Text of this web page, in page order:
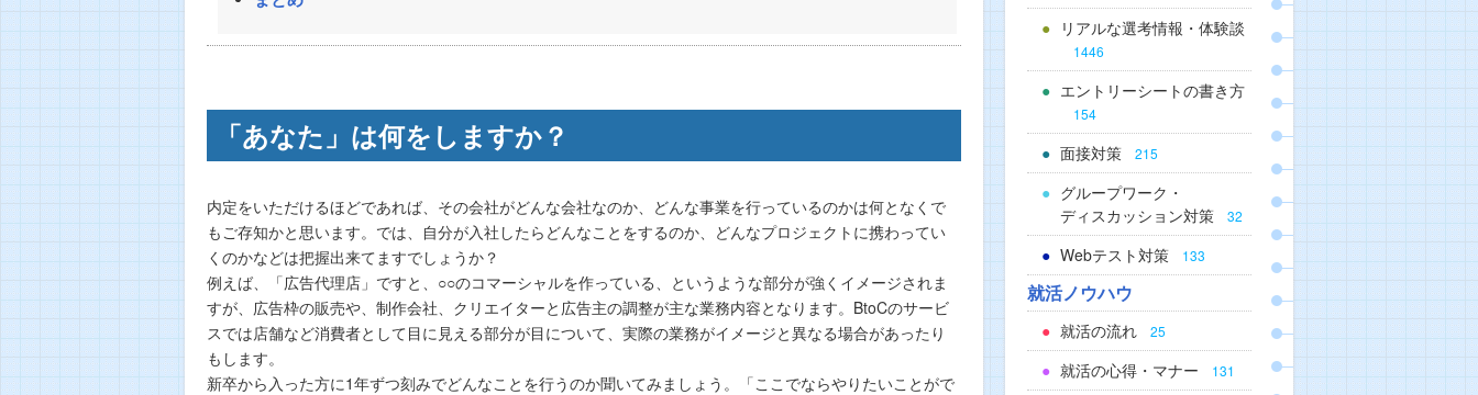
「あなた」は何をしますか？
内定をいただけるほどであれば、その会社がどんな会社なのか、どんな事業を行っているのかは何となくで
もご存知かと思います。では、自分が入社したらどんなことをするのか、どんなプロジェクトに携わってい
くのかなどは把握出来てますでしょうか？
例えば、「広告代理店」ですと、○○のコマーシャルを作っている、というような部分が強くイメージされま
すが、広告枠の販売や、制作会社、クリエイターと広告主の調整が主な業務内容となります。BtoCのサービ
スでは店舗など消費者として目に見える部分が目について、実際の業務がイメージと異なる場合があったり
もします。
新卒から入った方に1年ずつ刻みでどんなことを行うのか聞いてみましょう。「ここでならやりたいことがで
リアルな選考情報・体験談
1446
エントリーシートの書き方
154
面接対策 215
グループワーク・
ディスカッション対策
32
Webテスト対策 133
就活ノウハウ
就活の流れ 25
就活の心得・マナー 131